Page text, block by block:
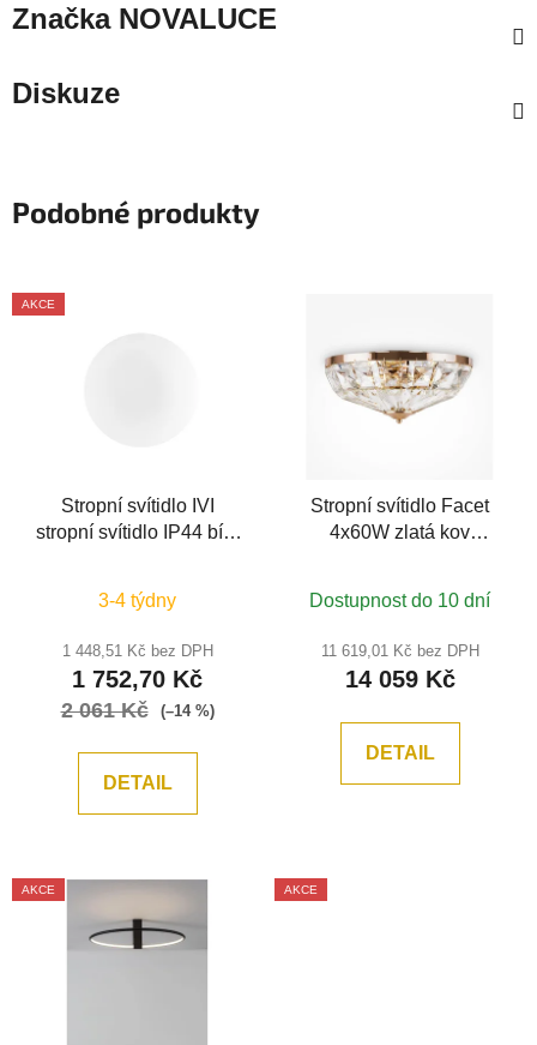
ZnačkaNOVALUCE
Diskuze
Podobné produkty
AKCE
Stropní svítidlo IVI
stropní svítidlo IP44 bílé
3-4 týdny
1 448,51 Kč bez DPH
1 752,70 Kč
2 061 Kč (–14 %)
DETAIL
Stropní svítidlo Facet
4x60W zlatá kov
Dostupnost do 10 dní
11 619,01 Kč bez DPH
14 059 Kč
DETAIL
AKCE AKCE